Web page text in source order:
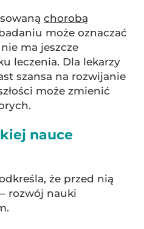
chorobą
może oznaczać
ma jeszcze
leczenia. Dla lekarzy
szansa na rozwijanie
może zmienić
nauce
że przed nią
rozwój nauki